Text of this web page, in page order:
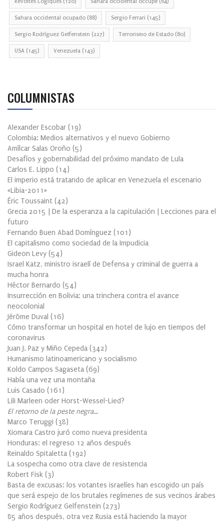
Sahara occidental ocupado (88) Sergio Ferrari (145)
Sergio Rodríguez Gelfenstein (227) Terrorismo de Estado (80)
USA (145) Venezuela (143)
COLUMNISTAS
Alexander Escobar (19)
Colombia: Medios alternativos y el nuevo Gobierno
Amílcar Salas Oroño (5)
Desafíos y gobernabilidad del próximo mandato de Lula
Carlos E. Lippo (14)
El imperio está tratando de aplicar en Venezuela el escenario
«Libia-2011»
Éric Toussaint (42)
Grecia 2015 | De la esperanza a la capitulación | Lecciones para el
futuro
Fernando Buen Abad Domínguez (101 )
El capitalismo como sociedad de la Impudicia
Gideon Levy (54)
Israel Katz, ministro israelí de Defensa y criminal de guerra a
mucha honra
Héctor Bernardo (54)
Insurrección en Bolivia: una trinchera contra el avance
neocolonial
Jérôme Duval (16)
Cómo transformar un hospital en hotel de lujo en tiempos del
coronavirus
Juan J. Paz y Miño Cepeda (342)
Humanismo latinoamericano y socialismo
Koldo Campos Sagaseta (69)
Había una vez una montaña
Luis Casado (161 )
Lili Marleen oder Horst-Wessel-Lied?
El retorno de la peste negra…
Marco Teruggi (38)
Xiomara Castro juró como nueva presidenta
Honduras: el regreso 12 años después
Reinaldo Spitaletta (192)
La sospecha como otra clave de resistencia
Robert Fisk (3)
Basta de excusas: los votantes israelíes han escogido un país
que será espejo de los brutales regímenes de sus vecinos árabes
Sergio Rodríguez Gelfenstein (273)
85 años después, otra vez Rusia está haciendo la mayor